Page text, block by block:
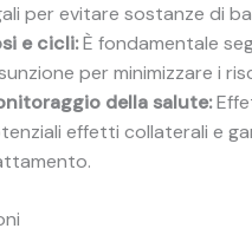
per evitare sostanze di
e cicli:È fondamentale
per minimizzare i
della salute:
effetti collaterali e